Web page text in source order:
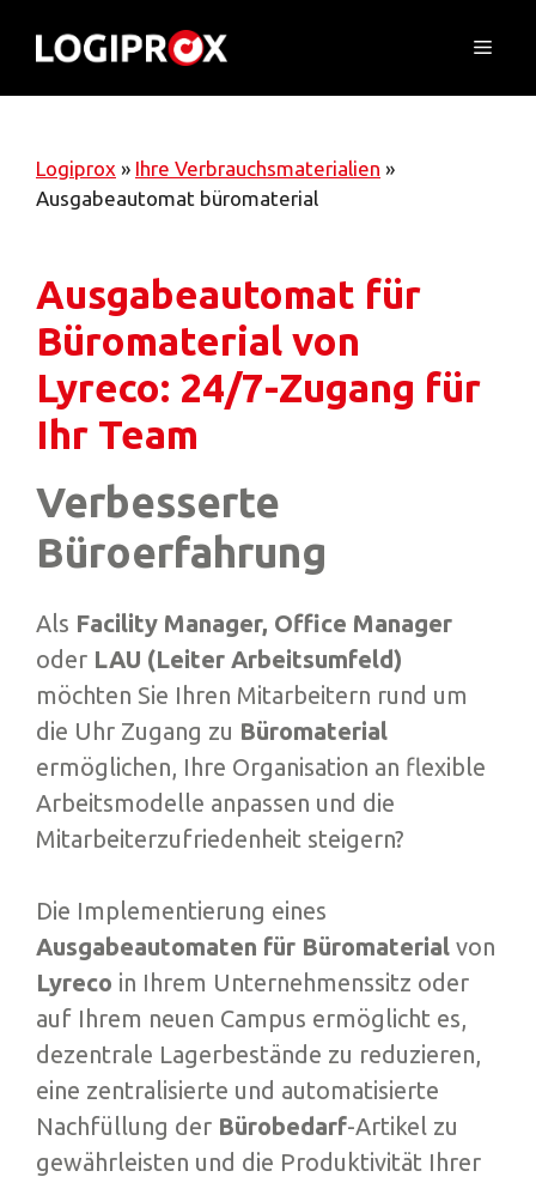
Menu
Logiprox » Ihre Verbrauchsmaterialien »
Ausgabeautomat büromaterial
Ausgabeautomat für
Büromaterial von
Lyreco: 24/7-Zugang für
Ihr Team
Verbesserte
Büroerfahrung
Als Facility Manager, Office Manager
oder LAU (Leiter Arbeitsumfeld)
möchten Sie Ihren Mitarbeitern rund um
die Uhr Zugang zu Büromaterial
ermöglichen, Ihre Organisation an flexible
Arbeitsmodelle anpassen und die
Mitarbeiterzufriedenheit steigern?
Die Implementierung eines
Ausgabeautomaten für Büromaterial von
Lyreco in Ihrem Unternehmenssitz oder
auf Ihrem neuen Campus ermöglicht es,
dezentrale Lagerbestände zu reduzieren,
eine zentralisierte und automatisierte
Nachfüllung der Bürobedarf-Artikel zu
gewährleisten und die Produktivität Ihrer